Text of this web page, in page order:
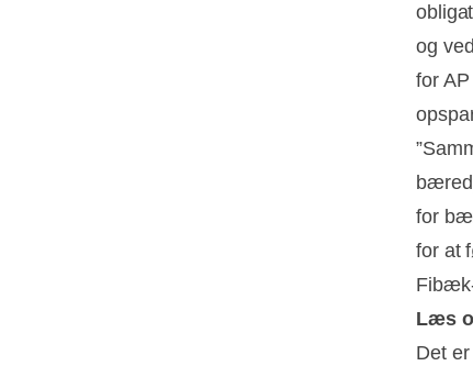
og
for
for
for at
Læs
Det